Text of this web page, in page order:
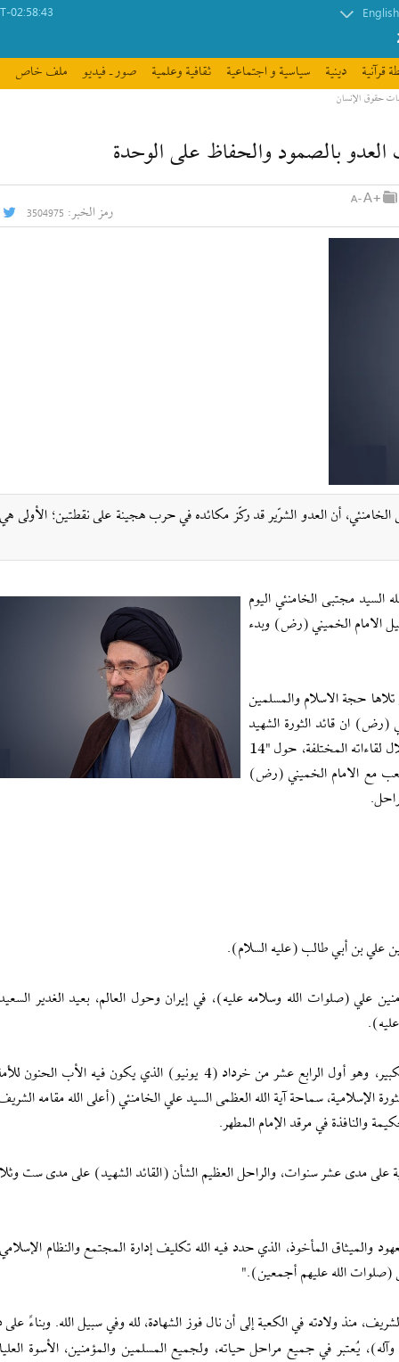
English
02:58:43
قرآنیة دينية سیاسیة و اجتماعیة ثقافیة وعلمیة صور ـ فيديو ملف خاص
حقوق الإنسان
بالصمود والحفاظ على الوحدة
رمز الخبر: 3504975
الخامنئي، أن العدو الشرّير قد ركّز مكائده في حرب هجينة على نقطتين؛ الأولى
السيد مجتبى الخامنئي اليوم
عيد الغدير الاغر والذكرى السنوية الـ 37 لرحيل الامام الخميني (رض) وبدء
تلاها حجة الاسلام والمسلمين
ان قائد الثورة الشهيد
وفضلا عن احياء مدرسة الامام في القول والقلم والتطبيق وخلال لقاءاته المختلفة، حول "14
للشعب مع الامام الخميني (رض)
علي بن أبي طالب (عليه السلام).
علي (صلوات الله وسلامه عليه)، في إيران وحول العالم، بعيد الغدير
هذا العام هو السابع والثلاثين الذي يمر على فراق الخميني الكبير، وهو أول الرابع عشر من خرداد (4 يونيو) الذي يكون
الإسلامية، سماحة آية الله العظمى السيد علي الخامنئي (أعلى الله مقامه
والنافذة في مرقد الإمام المطهر.
مدى عشر سنوات، والراحل العظيم الشأن (القائد الشهيد) على مدى ست
والميثاق المأخوذ، الذي حدد فيه الله تكليف إدارة المجتمع والنظام
(صلوات الله عليهم أجمعين)."
منذ ولادته في الكعبة إلى أن نال فوز الشهادة، لله وفي سبيل الله. وبناءً على
يُعتبر في جميع مراحل حياته، ولجميع المسلمين والمؤمنين، الأسوة